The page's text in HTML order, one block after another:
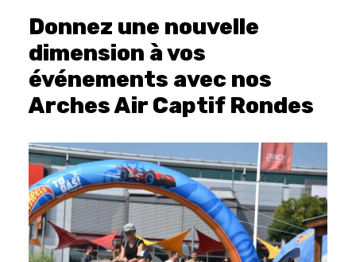
Donnez une nouvelle
dimension à vos
événements avec nos
Arches Air Captif Rondes